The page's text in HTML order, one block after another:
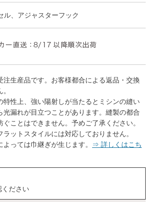
ル、アジャスターフック
生産品です。お客様都合による返品・交換
性上、強い陽射しが当たるとミシンの縫い
光漏れが目立つことがあります。縫製の都合
ぐことはできません。予めご了承ください。
ットスタイルには対応しておりません。
っては巾継ぎが生じます。
⇒ 詳しくはこち
ください